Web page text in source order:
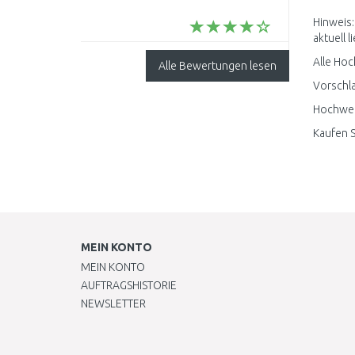
aktuell
Alle
Kaufen
Alle Bewertungen lesen
MEIN KONTO
MEIN KONTO
AUFTRAGSHISTORIE
NEWSLETTER